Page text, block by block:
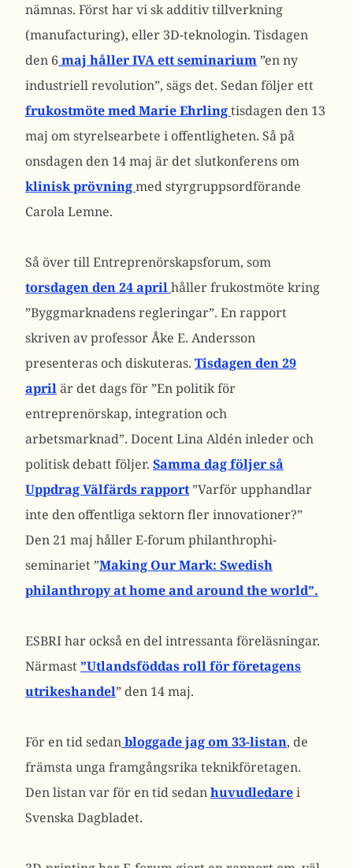
nämnas. Först har vi sk additiv tillverkning
(manufacturing), eller 3D-teknologin. Tisdagen
den 6 maj håller IVA ett seminarium”en ny
industriell revolution”, sägs det. Sedan följer ett
frukostmöte med Marie Ehrlingtisdagen den 13
maj om styrelsearbete i offentligheten. Så på
onsdagen den 14 maj är det slutkonferens om
klinisk prövningmed styrgruppsordförande
Carola Lemne.
Så över till Entreprenörskapsforum, som
torsdagen den 24 aprilhåller frukostmöte kring
”Byggmarknadens regleringar”. En rapport
skriven av professor Åke E. Andersson
presenteras och diskuteras. Tisdagen den 29
aprilär det dags för ”En politik för
entreprenörskap, integration och
arbetsmarknad”. Docent Lina Aldén inleder och
politisk debatt följer. Samma dag följer så
Uppdrag Välfärds rapport”Varför upphandlar
inte den offentliga sektorn fler innovationer?”
Den 21 maj håller E-forum philanthrophi-
seminariet ”Making Our Mark: Swedish
philanthropy at home and around the world”.
ESBRI har också en del intressanta föreläsningar.
Närmast”Utlandsföddas roll för företagens
utrikeshandel” den 14 maj.
För en tid sedanbloggade jag om 33-listan, de
främsta unga framgångsrika teknikföretagen.
Den listan var för en tid sedanhuvudledarei
Svenska Dagbladet.